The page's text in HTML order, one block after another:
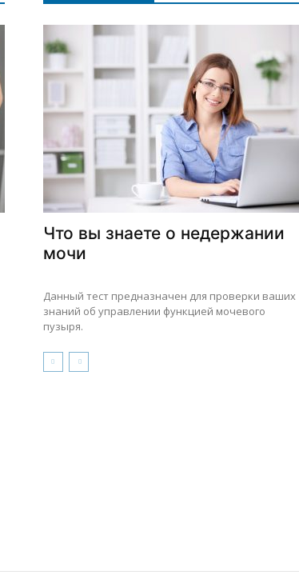
Что вы знаете о недержании
мочи
Данный тест предназначен для проверки ваших
знаний об управлении функцией мочевого
пузыря.